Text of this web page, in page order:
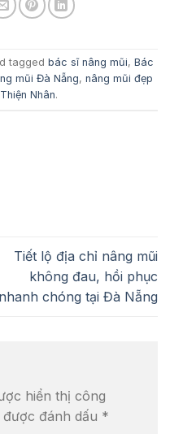
tagged bác sĩ nâng mũi, Bác
mũi Đà Nẵng, nâng mũi đẹp
Nhân.
Tiết lộ địa chỉ nâng mũi
không đau, hồi phục
nhanh chóng tại Đà Nẵng
hiển thị công
đánh dấu *